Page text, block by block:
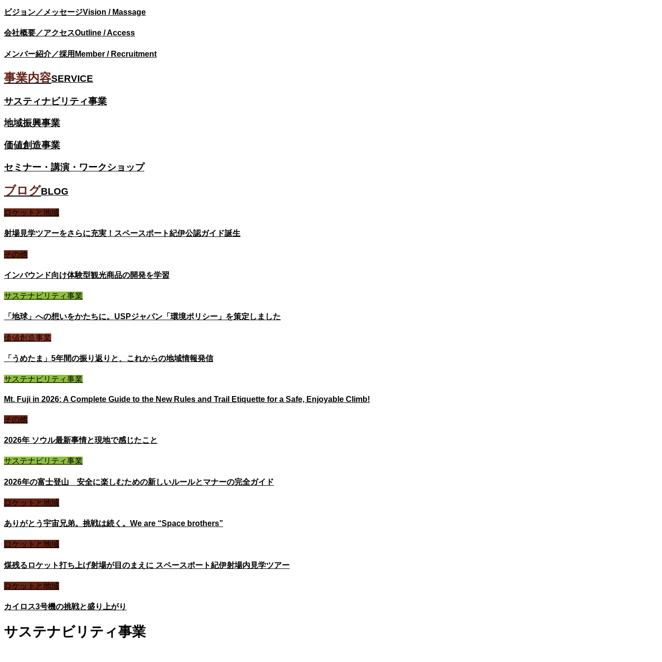
ビジョン／メッセージVision / Massage
会社概要／アクセスOutline / Access
メンバー紹介／採用 Member / Recruitment
事業内容SERVICE
サスティナビリティ事業
地域振興事業
価値創造事業
セミナー・講演・ワークショップ
ブログBLOG
ロケットと地域
射場見学ツアーをさらに充実！スペースポート紀伊公認ガイド誕生
その他
インバウンド向け体験型観光商品の開発を学習
サステナビリティ事業
「地球」への想いをかたちに。USPジャパン「環境ポリシー」を策定しました
価値創造事業
「うめたま」5年間の振り返りと、これからの地域情報発信
サステナビリティ事業
Mt. Fuji in 2026: A Complete Guide to the New Rules and Trail Etiquette for a Safe, Enjoyable Climb!
その他
2026年 ソウル最新事情と現地で感じたこと
サステナビリティ事業
2026年の富士登山 安全に楽しむための新しいルールとマナーの完全ガイド
ロケットと地域
ありがとう宇宙兄弟。挑戦は続く。We are “Space brothers”
ロケットと地域
煤残るロケット打ち上げ射場が目のまえに スペースポート紀伊射場内見学ツアー
ロケットと地域
カイロス3号機の挑戦と盛り上がり
サステナビリティ事業